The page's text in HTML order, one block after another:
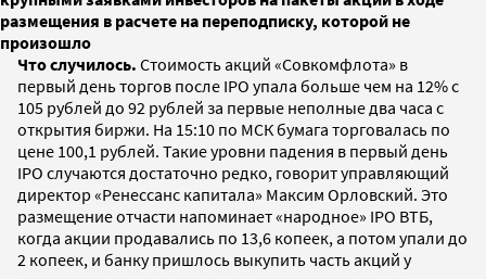
размещения в расчете на переподписку, которой не
произошло
Что случилось. Стоимостьакций «Совкомфлота» в
первый день торгов после IPO упала больше чем на 12% с
105 рублей до 92 рублей за первые неполные два часа с
открытия биржи. На 15:10 по МСК бумага торговалась по
цене 100,1 рублей. Такие уровни падения в первый день
IPO случаются достаточно редко, говорит управляющий
директор «Ренессанс капитала» Максим Орловский. Это
размещение отчасти напоминает «народное» IPO ВТБ,
когда акции продавались по 13,6 копеек, а потом упали до
2 копеек, и банку пришлось выкупить часть акций у